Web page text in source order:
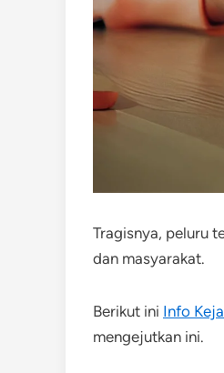
Tragisnya, peluru
dan masyarakat.
Berikut ini Info
mengejutkan ini.